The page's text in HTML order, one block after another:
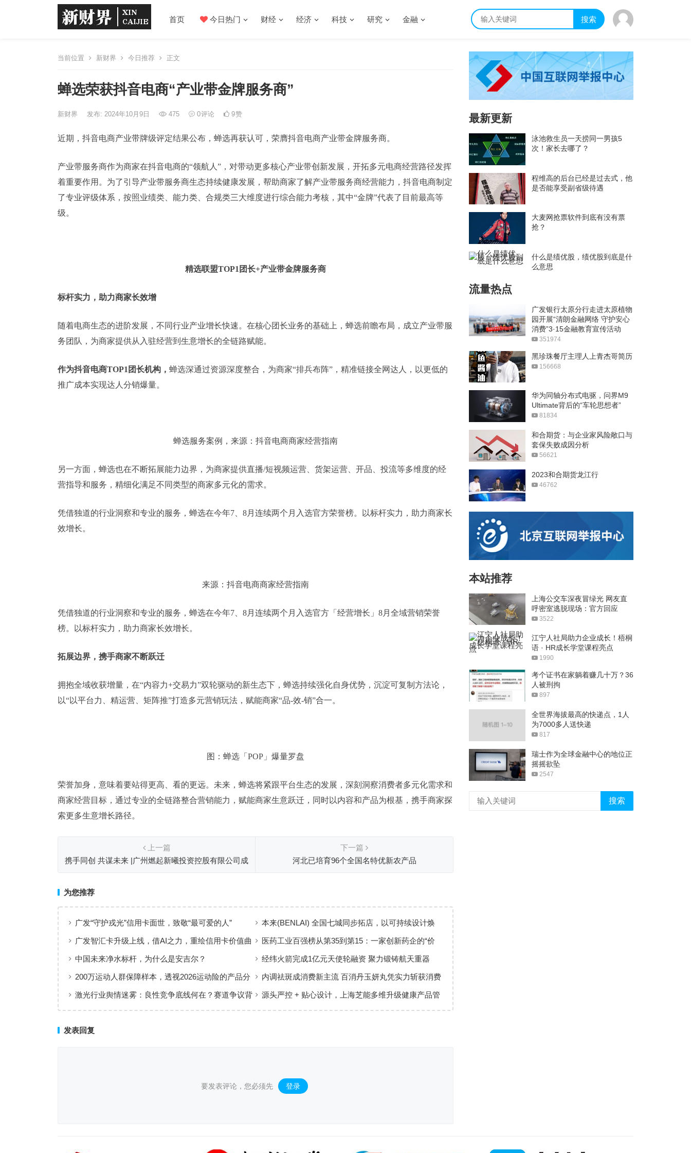
首页 今日热门 财经 经济 科技 研究 金融 搜索
当前位置 新财界 今日推荐 正文
蝉选荣获抖音电商“产业带金牌服务商”
新财界 发布: 2024年10月9日 475 0评论 9赞
近期，抖音电商产业带牌级评定结果公布，蝉选再获认可，荣膺抖音电商产业带金牌服务商。
产业带服务商作为商家在抖音电商的“领航人”，对带动更多核心产业带创新发展，开拓多元电商经营路径发挥
着重要作用。为了引导产业带服务商生态持续健康发展，帮助商家了解产业带服务商经营能力，抖音电商制定
了专业评级体系，按照业绩类、能力类、合规类三大维度进行综合能力考核，其中“金牌”代表了目前最高等
级。
精选联盟TOP1团长+产业带金牌服务商
标杆实力，助力商家长效增
随着电商生态的进阶发展，不同行业产业增长快速。在核心团长业务的基础上，蝉选前瞻布局，成立产业带服
务团队，为商家提供从入驻经营到生意增长的全链路赋能。
作为抖音电商TOP1团长机构， 蝉选深通过资源深度整合，为商家“排兵布阵”，精准链接全网达人，以更低的
推广成本实现达人分销爆量。
蝉选服务案例，来源：抖音电商商家经营指南
另一方面，蝉选也在不断拓展能力边界，为商家提供直播/短视频运营、货架运营、开品、投流等多维度的经
营指导和服务，精细化满足不同类型的商家多元化的需求。
凭借独道的行业洞察和专业的服务，蝉选在今年7、8月连续两个月入选官方荣誉榜。以标杆实力，助力商家长
效增长。
来源：抖音电商商家经营指南
凭借独道的行业洞察和专业的服务，蝉选在今年7、8月连续两个月入选官方「经营增长」8月全域营销荣誉
榜。以标杆实力，助力商家长效增长。
拓展边界，携手商家不断跃迁
拥抱全域收获增量，在“内容力+交易力”双轮驱动的新生态下，蝉选持续强化自身优势，沉淀可复制方法论，
以“以平台力、精运营、矩阵推”打造多元营销玩法，赋能商家“品-效-销”合一。
图：蝉选「POP」爆量罗盘
荣誉加身，意味着要站得更高、看的更远。未来，蝉选将紧跟平台生态的发展，深刻洞察消费者多元化需求和
商家经营目标，通过专业的全链路整合营销能力，赋能商家生意跃迁，同时以内容和产品为根基，携手商家探
索更多生意增长路径。
上一篇
携手同创 共谋未来 |广州燃起新曦投资控股有限公司成
下一篇
河北已培育96个全国名特优新农产品
为您推荐
广发“守护戎光”信用卡面世，致敬“最可爱的人”
本来(BENLAI) 全国七城同步拓店，以可持续设计焕
新品牌体验
广发智汇卡升级上线，借AI之力，重绘信用卡价值曲
线
医药工业百强榜从第35到第15：一家创新药企的“价
值增长”样本
中国未来净水标杆，为什么是安吉尔？ 经纬火箭完成1亿元天使轮融资 聚力锻铸航天重器
200万运动人群保障样本，透视2026运动险的产品分
层与适配逻辑
内调祛斑成消费新主流 百消丹玉妍丸凭实力斩获消费
者认可
激光行业舆情迷雾：良性竞争底线何在？赛道争议背
源头严控 + 贴心设计，上海芝能多维升级健康产品管
发表回复
要发表评论，您必须先 登录 。
最新更新
泳池救生员一天捞同一男孩5
次！家长去哪了？
程维高的后台已经是过去式，他
是否能享受副省级待遇
大麦网抢票软件到底有没有票
抢？
什么是绩优股，绩优股到底是什
么意思
流量热点
广发银行太原分行走进太原植物
园开展“清朗金融网络 守护安心
消费”3·15金融教育宣传活动
351974
黑珍珠餐厅主理人上青杰哥简历
156668
华为同轴分布式电驱，问界M9
Ultimate背后的“车轮思想者”
81834
和合期货：与企业家风险敞口与
套保失败成因分析
56621
2023和合期货龙江行
46762
本站推荐
上海公交车深夜冒绿光 网友直
呼密室逃脱现场：官方回应
3522
江宁人社局助力企业成长！梧桐
语 · HR成长学堂课程亮点
1990
考个证书在家躺着赚几十万？36
人被刑拘
897
全世界海拔最高的快递点，1人
为7000多人送快递
817
瑞士作为全球金融中心的地位正
摇摇欲坠
2547
搜索